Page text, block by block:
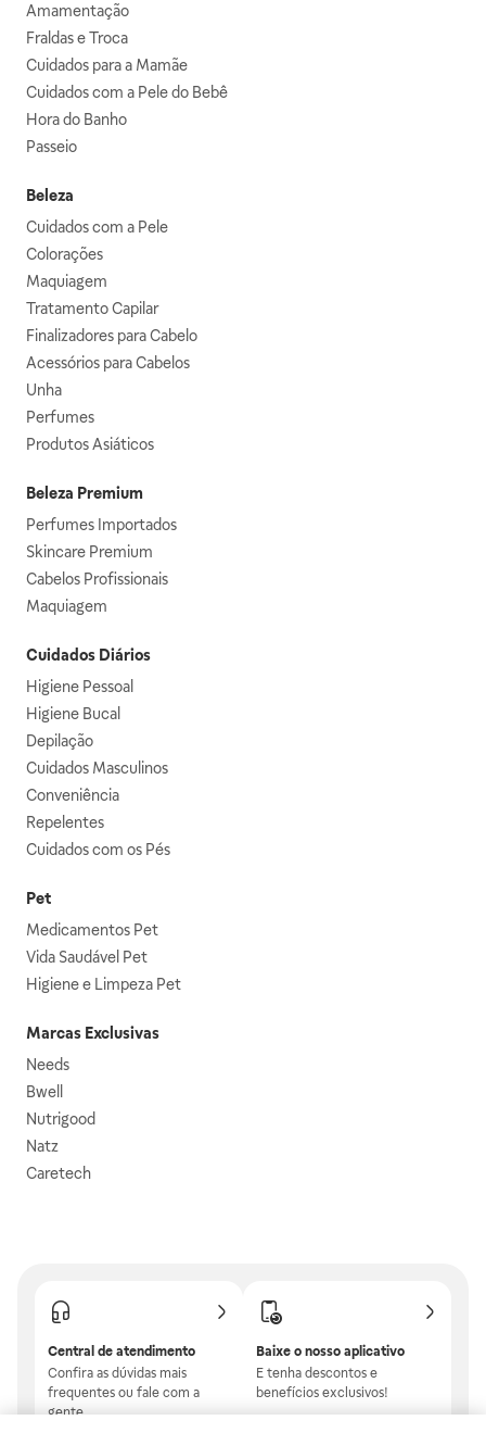
Amamentação
Fraldas e Troca
Cuidados para a Mamãe
Cuidados com a Pele do Bebê
Hora do Banho
Passeio
Beleza
Cuidados com a Pele
Colorações
Maquiagem
Tratamento Capilar
Finalizadores para Cabelo
Acessórios para Cabelos
Unha
Perfumes
Produtos Asiáticos
Beleza Premium
Perfumes Importados
Skincare Premium
Cabelos Profissionais
Maquiagem
Cuidados Diários
Higiene Pessoal
Higiene Bucal
Depilação
Cuidados Masculinos
Conveniência
Repelentes
Cuidados com os Pés
Pet
Medicamentos Pet
Vida Saudável Pet
Higiene e Limpeza Pet
Marcas Exclusivas
Needs
Bwell
Nutrigood
Natz
Caretech
Central de atendimento
Confira as dúvidas mais
frequentes ou fale com a
gente.
Baixe o nosso aplicativo
E tenha descontos e
benefícios exclusivos!